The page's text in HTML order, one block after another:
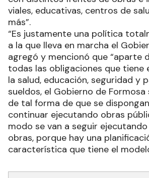
viales, educativas, centros de
más”.
“Es justamente una política
a la que lleva en marcha el
agregó y mencionó que “aparte
todas las obligaciones que tiene
la salud, educación, seguridad y
sueldos, el Gobierno de
de tal forma de que se
continuar ejecutando obras
modo se van a seguir
obras, porque hay una
característica que tiene el